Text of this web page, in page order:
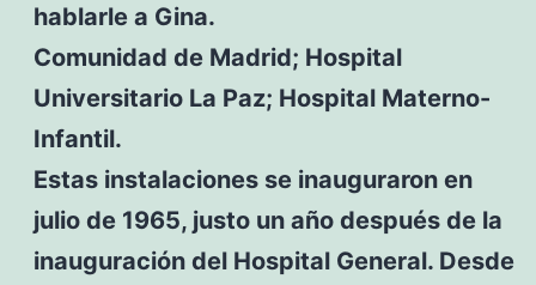
hablarle a Gina.
Comunidad de Madrid; Hospital
Universitario La Paz; Hospital Materno-
Infantil.
Estas instalaciones se inauguraron en
julio de 1965, justo un año después de la
inauguración del Hospital General. Desde